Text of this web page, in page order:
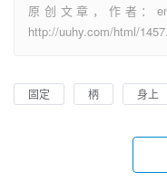
原创文章，作者：
http://uuhy.com/html/
固定 柄 身上